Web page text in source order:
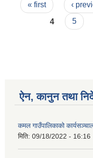
Pages
« first ‹
4
5
ऐन, कानुन तथा
कमल गाउँपालिकाको
मिति: 09/18/2022 - 16:16